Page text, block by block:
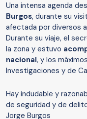
Una intensa agenda
Burgos, durante su
afectada por diversos
Durante su viaje, el
la zona y estuvo
nacional, y los
Investigaciones y de
Hay indudable y
de seguridad y de
Jorge Burgos